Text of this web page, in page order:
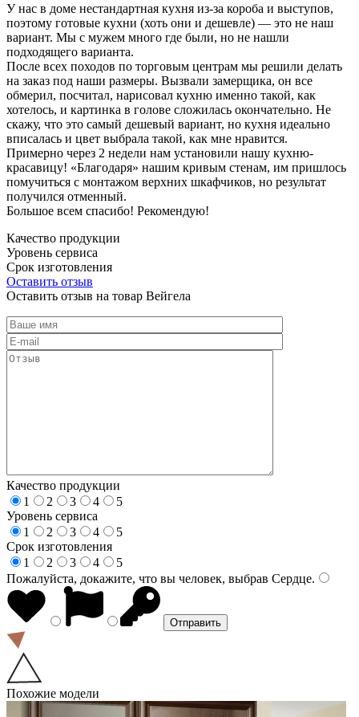
У нас в доме нестандартная кухня из-за короба и выступов,
поэтому готовые кухни (хоть они и дешевле) — это не наш
вариант. Мы с мужем много где были, но не нашли
подходящего варианта.
После всех походов по торговым центрам мы решили делать
на заказ под наши размеры. Вызвали замерщика, он все
обмерил, посчитал, нарисовал кухню именно такой, как
хотелось, и картинка в голове сложилась окончательно. Не
скажу, что это самый дешевый вариант, но кухня идеально
вписалась и цвет выбрала такой, как мне нравится.
Примерно через 2 недели нам установили нашу кухню-
красавицу! «Благодаря» нашим кривым стенам, им пришлось
помучиться с монтажом верхних шкафчиков, но результат
получился отменный.
Большое всем спасибо! Рекомендую!
Качество продукции
Уровень сервиса
Срок изготовления
Оставить отзыв
Оставить отзыв на товар Вейгела
Качество продукции
1
2 3 4
5
Уровень сервиса
1
2 3 4
5
Срок изготовления
1
2 3 4
5
Пожалуйста, докажите, что вы человек, выбрав Сердце.
Похожие модели